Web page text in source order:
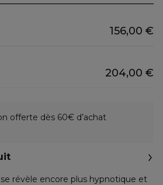
156,00 €
204,00 €
offerte dès 60€ d’achat
révèle encore plus hypnotique et